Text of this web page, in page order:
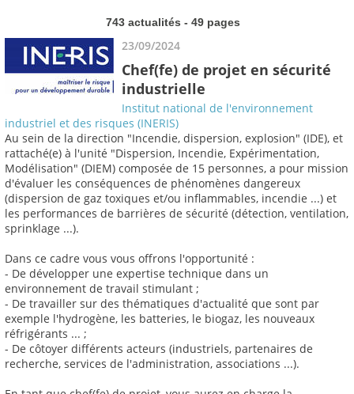
743 actualités - 49 pages
23/09/2024
Chef(fe) de projet en sécurité
industrielle
Institut national de l'environnement
industriel et des risques (INERIS)
Au sein de la direction "Incendie, dispersion, explosion" (IDE), et
rattaché(e) à l'unité "Dispersion, Incendie, Expérimentation,
Modélisation" (DIEM) composée de 15 personnes, a pour mission
d'évaluer les conséquences de phénomènes dangereux
(dispersion de gaz toxiques et/ou inflammables, incendie ...) et
les performances de barrières de sécurité (détection, ventilation,
sprinklage ...).
Dans ce cadre vous vous offrons l'opportunité :
- De développer une expertise technique dans un
environnement de travail stimulant ;
- De travailler sur des thématiques d'actualité que sont par
exemple l'hydrogène, les batteries, le biogaz, les nouveaux
réfrigérants ... ;
- De côtoyer différents acteurs (industriels, partenaires de
recherche, services de l'administration, associations ...).